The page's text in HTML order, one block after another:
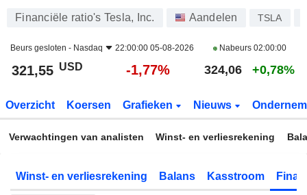
Financiële ratio's Tesla, Inc. Aandelen TSLA
Beurs gesloten - Nasdaq 22:00:00 05-08-2026 Nabeurs 02:00:00
321,55 USD -1,77% 324,06 +0,78%
Overzicht Koersen Grafieken Nieuws
Verwachtingen van analisten Winst- en verliesrekening
Winst- en verliesrekening Balans Kasstroom